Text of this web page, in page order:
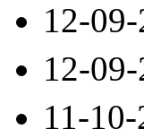
12-
12-
11-10-